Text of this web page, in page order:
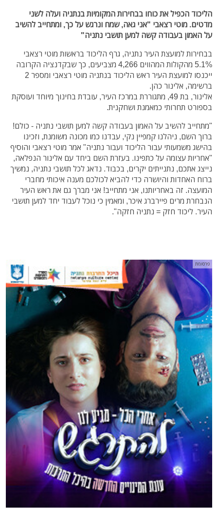
הליכוד הכפיל את כוחו בבחירות המקומיות בנתניה ועלה לשני
מדטים. מוטי רצאבי "אני גאה, שמח ונרגש על כך, ומתחייב להשיב
על האמון בעבודה קשה למען תושבי נתניה"
בבחירות למועצת העיר נתניה, גרף הליכוד בראשות מוטי רצאבי
5.1% מהקולות המהווים 4,266 מצביעים, כך שבקדנציה הקרובה
ייכנסו למועצת העיר ראש הליכוד בנתניה מוטי רצאבי ומספר 2
ברשימה, אלינור כהן.
אלינור, בת 49, מתגוררת במרכז העיר, עובדת בחינוך מיוחד ועוסקת
בספורט תחרותי כמאמנת ושחקנית.
"מתחייב להשיב על האמון בעבודה קשה למען תושבי נתניה - כולם!
ברוך השם, ניהלנו קמפיין נקי, עבדנו כמו מכונה משומנת, וזכינו
בהישג משמעותי עבור הליכוד ועבור נתניה" אמר מוטי רצאבי והוסיף
"אחריות עצומה על כתפינו. בעזרת השם ביחד עם אלינור הנפלאה,
נייצג אתכם, נתנייתים יקרים, בכבוד. נדאג לכל תושבי נתניה, נמשיך
ברוח האחדות והיושרה כדי להביא לכולכם מענה איכותי מחברי
המועצה. זה באחריותנו, אני מתחייב! אני מברך גם את ראש העיר
הנבחרת מרים פיירברג איכר, ומאמין כי נוכל לעבוד יחד למען תושבי
העיר. ליכוד חזק = נתניה חזקה".
פרסומת